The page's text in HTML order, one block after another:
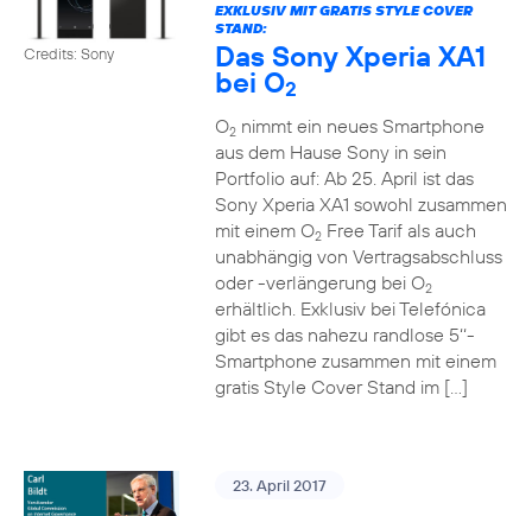
Credits: Sony
EXKLUSIV MIT GRATIS STYLE COVER
STAND:
Das Sony Xperia XA1
bei O2
O2nimmt ein neues Smartphone
aus dem Hause Sony in sein
Portfolio auf: Ab 25. April ist das
Sony Xperia XA1 sowohl zusammen
mit einem O2Free Tarif als auch
unabhängig von Vertragsabschluss
oder -verlängerung bei O2
erhältlich. Exklusiv bei Telefónica
gibt es das nahezu randlose 5‘‘-
Smartphone zusammen mit einem
gratis Style Cover Stand im […]
23. April 2017